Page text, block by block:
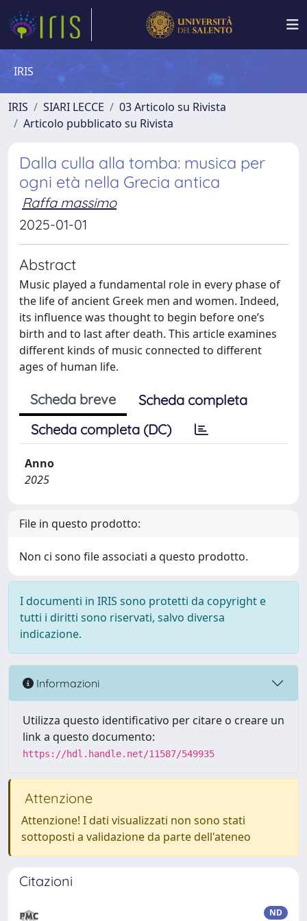
IRIS
IRIS SIARI LECCE
03 Articolo su Rivista
Articolo pubblicato su Rivista
Dalla culla alla tomba: musica per
ogni età nella Grecia antica
Raffa massimo
2025-01-01
Abstract
Music played a fundamental role in every phase of
the life of ancient Greek men and women. Indeed,
its influence was thought to begin before one’s
birth and to last after death. This article examines
different kinds of music connected to different
ages of human life.
Scheda breve
Scheda completa
Scheda completa (DC)
Anno
2025
File in questo prodotto:
Non ci sono file associati a questo prodotto.
I documenti in IRIS sono protetti da copyright e
tutti i diritti sono riservati, salvo diversa
indicazione.
Informazioni
Utilizza questo identificativo per citare o creare un
link a questo documento:
https://hdl.handle.net/11587/549935
Attenzione
Attenzione! I dati visualizzati non sono stati
sottoposti a validazione da parte dell'ateneo
Citazioni
ND